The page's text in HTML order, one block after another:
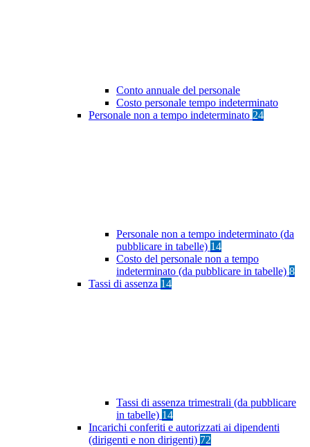
Conto annuale del personale
Costo personale tempo indeterminato
Personale non a tempo indeterminato 24
Personale non a tempo indeterminato (da
pubblicare in tabelle) 14
Costo del personale non a tempo
indeterminato (da pubblicare in tabelle) 8
Tassi di assenza 14
Tassi di assenza trimestrali (da pubblicare
in tabelle) 14
Incarichi conferiti e autorizzati ai dipendenti
(dirigenti e non dirigenti) 72